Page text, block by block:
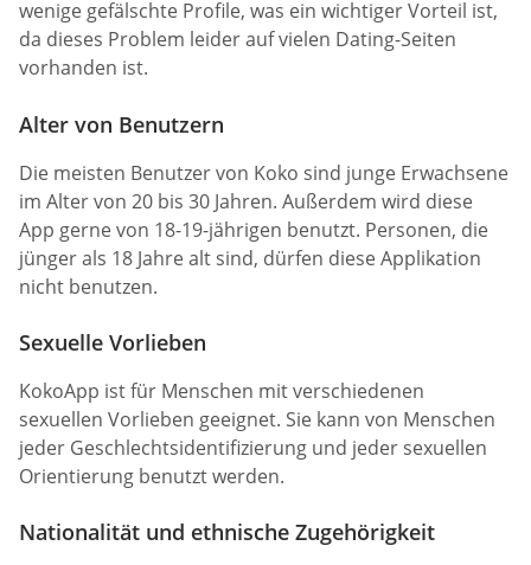
wenige gefälschte Profile, was ein wichtiger Vorteil ist,
da dieses Problem leider auf vielen Dating-Seiten
vorhanden ist.
Alter von Benutzern
Die meisten Benutzer von Koko sind junge Erwachsene
im Alter von 20 bis 30 Jahren. Außerdem wird diese
App gerne von 18-19-jährigen benutzt. Personen, die
jünger als 18 Jahre alt sind, dürfen diese Applikation
nicht benutzen.
Sexuelle Vorlieben
KokoApp ist für Menschen mit verschiedenen
sexuellen Vorlieben geeignet. Sie kann von Menschen
jeder Geschlechtsidentifizierung und jeder sexuellen
Orientierung benutzt werden.
Nationalität und ethnische Zugehörigkeit